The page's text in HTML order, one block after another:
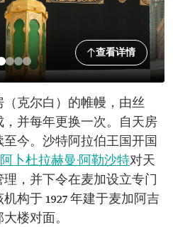
查看详情
克尔白）的帷幔，由丝
并每年更换一次。自天房
今。沙特阿拉伯王国开国
卜杜拉赫曼·阿勒沙特对天
，并下令在麦加设立专门
构于 1927 年建于麦加阿吉
楼对面。